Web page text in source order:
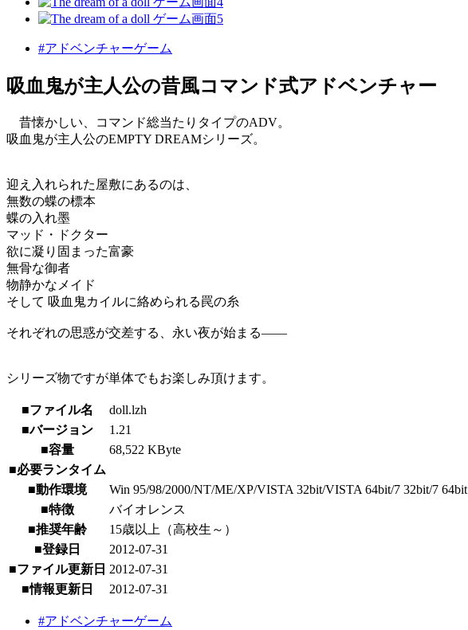
#アドベンチャーゲーム
吸血鬼が主人公の昔風コマンド式アドベンチャー
昔懐かしい、コマンド総当たりタイプのADV。
吸血鬼が主人公のEMPTY DREAMシリーズ。
迎え入れられた屋敷にあるのは、
無数の蝶の標本
蝶の入れ墨
マッド・ドクター
欲に凝り固まった富豪
無骨な御者
物静かなメイド
そして 吸血鬼カイルに絡められる罠の糸
それぞれの思惑が交差する、永い夜が始まる――
シリーズ物ですが単体でもお楽しみ頂けます。
■ファイル名
doll.lzh
■バージョン
1.21
■容量
68,522 KByte
■必要ランタイム
■動作環境
Win 95/98/2000/NT/ME/XP/VISTA 32bit/VISTA 64bit/7 32bit/7 64bit
■特徴
バイオレンス
■推奨年齢
15歳以上（高校生～）
■登録日
2012-07-31
■ファイル更新日 2012-07-31
■情報更新日
2012-07-31
#アドベンチャーゲーム